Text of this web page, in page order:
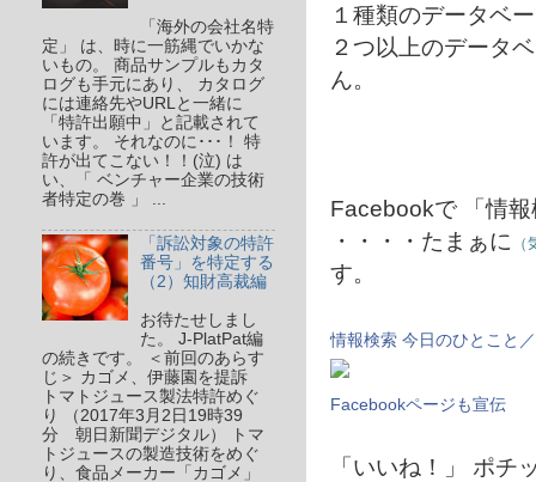
１種類のデータベ
２つ以上のデータ
ん。
Facebookで 「情
・・・・たまぁに
す。
情報検索 今日のひとこと
Facebookページも宣伝
「いいね！」 ポチ
「海外の会社名特
定」 は、時に一筋縄でいかな
いもの。 商品サンプルもカタ
ログも手元にあり、 カタログ
には連絡先やURLと一緒に
「特許出願中」と記載されて
います。 それなのに･･･！ 特
許が出てこない！！(泣) は
い、「 ベンチャー企業の技術
者特定の巻 」 ...
「訴訟対象の特許
番号」を特定する
（2）知財高裁編
お待たせしまし
た。 J-PlatPat編
の続きです。 ＜前回のあらす
じ＞ カゴメ、伊藤園を提訴
トマトジュース製法特許めぐ
り （2017年3月2日19時39
分 朝日新聞デジタル） トマ
トジュースの製造技術をめぐ
り、食品メーカー「カゴメ」